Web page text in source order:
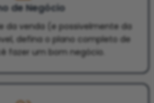
de Negócio
da venda (e possivelmente da
defina o plano completo de
fazer um bom negócio.